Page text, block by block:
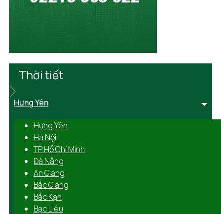
Thời tiết
Hưng Yên
Hưng Yên
Hà Nội
TP Hồ Chí Minh
Đà Nẵng
An Giang
Bắc Giang
Bắc Kạn
Bạc Liêu